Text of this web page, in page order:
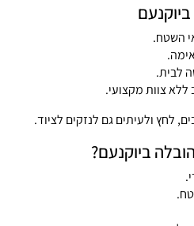
השטח.
לבית.
צוות מקצועי.
לחץ ולעיתים גם לנזקים לציוד.
ביוקנעם?